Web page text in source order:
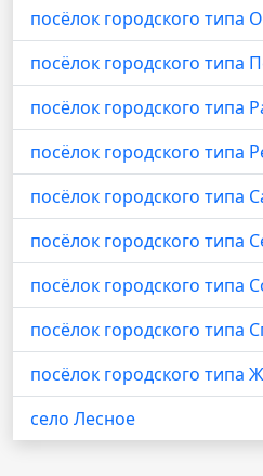
посёлок городского типа
посёлок городского типа
посёлок городского типа
посёлок городского типа
посёлок городского типа
посёлок городского типа
посёлок городского типа
посёлок городского типа
посёлок городского типа
село Лесное